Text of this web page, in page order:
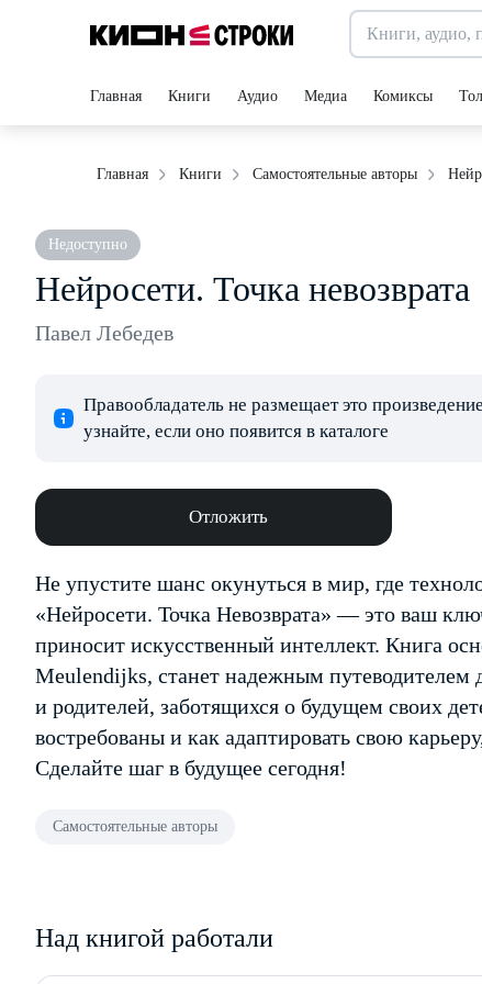
Главная Книги Аудио Медиа Комиксы
Главная Книги Самостоятельные авторы
Недоступно
Нейросети. Точка невозврата
Павел Лебедев
Правообладатель не размещает это
узнайте, если оно появится в каталоге
Отложить
Не упустите шанс окунуться в мир, где
«Нейросети. Точка Невозврата» — это ваш
приносит искусственный интеллект. Книга
Meulendijks, станет надежным путеводителем
и родителей, заботящихся о будущем своих
востребованы и как адаптировать свою
Сделайте шаг в будущее сегодня!
Самостоятельные авторы
Над книгой работали